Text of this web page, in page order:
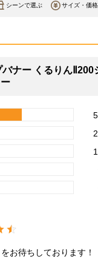
シーンで選ぶ サイズ・価
ナー くるりんⅡ200
お待ちしております！